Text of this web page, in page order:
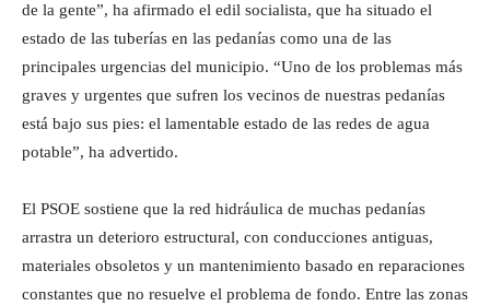
de la gente”, ha afirmado el edil socialista, que ha situado el
estado de las tuberías en las pedanías como una de las
principales urgencias del municipio. “Uno de los problemas más
graves y urgentes que sufren los vecinos de nuestras pedanías
está bajo sus pies: el lamentable estado de las redes de agua
potable”, ha advertido.
El PSOE sostiene que la red hidráulica de muchas pedanías
arrastra un deterioro estructural, con conducciones antiguas,
materiales obsoletos y un mantenimiento basado en reparaciones
constantes que no resuelve el problema de fondo. Entre las zonas